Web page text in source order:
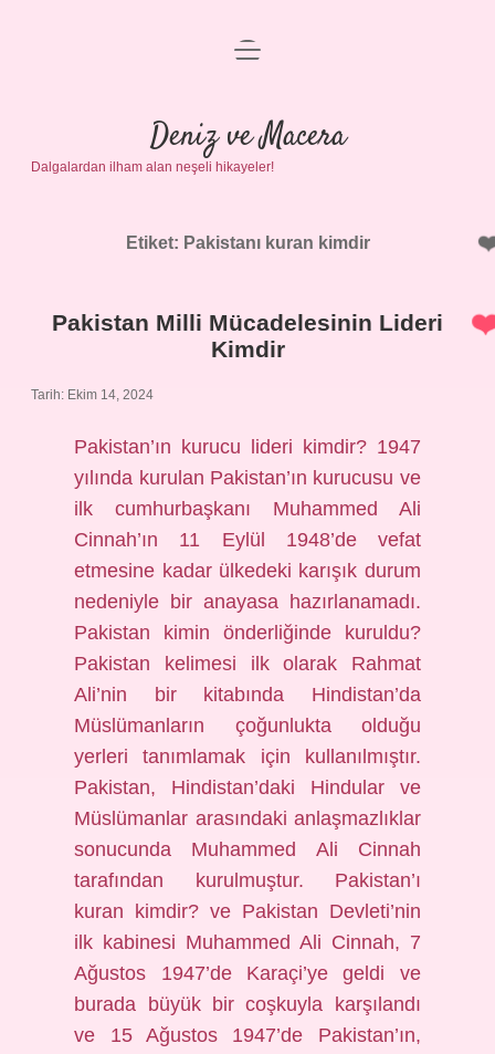
Anasayfa
Gizlilik Politikası
Yasal Uyarı
menüyü
Deniz ve Macera
Dalgalardan ilham alan neşeli hikayeler!
Etiket: Pakistanı kuran kimdir
Pakistan Milli Mücadelesinin Lideri
Kimdir
Tarih: Ekim 14, 2024
Pakistan’ın kurucu lideri kimdir? 1947
yılında kurulan Pakistan’ın kurucusu ve
ilk cumhurbaşkanı Muhammed Ali
Cinnah’ın 11 Eylül 1948’de vefat
etmesine kadar ülkedeki karışık durum
nedeniyle bir anayasa hazırlanamadı.
Pakistan kimin önderliğinde kuruldu?
Pakistan kelimesi ilk olarak Rahmat
Ali’nin bir kitabında Hindistan’da
Müslümanların çoğunlukta olduğu
yerleri tanımlamak için kullanılmıştır.
Pakistan, Hindistan’daki Hindular ve
Müslümanlar arasındaki anlaşmazlıklar
sonucunda Muhammed Ali Cinnah
tarafından kurulmuştur. Pakistan’ı
kuran kimdir? ve Pakistan Devleti’nin
ilk kabinesi Muhammed Ali Cinnah, 7
Ağustos 1947’de Karaçi’ye geldi ve
burada büyük bir coşkuyla karşılandı
ve 15 Ağustos 1947’de Pakistan’ın,